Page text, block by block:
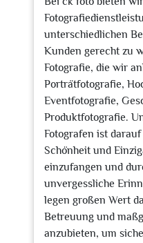
unterschiedlichen
Kunden gerecht zu
Fotografie, die wir
Porträtfotografie,
Eventfotografie,
Produktfotografie.
Fotografen ist
Schönheit und
einzufangen und
unvergessliche
legen großen Wert
Betreuung und
anzubieten, um